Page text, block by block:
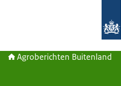
Agroberichten Buitenland